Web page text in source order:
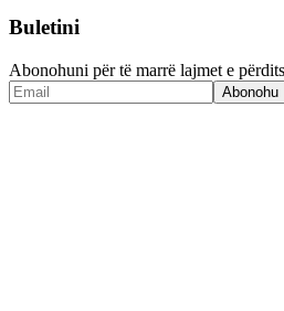
Buletini
Abonohuni për të marrë lajmet e
Abonohu